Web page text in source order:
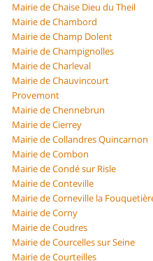
Mairie de Chaise Dieu du Theil
Mairie de Chambord
Mairie de Champ Dolent
Mairie de Champignolles
Mairie de Charleval
Mairie de Chauvincourt
Provemont
Mairie de Chennebrun
Mairie de Cierrey
Mairie de Collandres Quincarnon
Mairie de Combon
Mairie de Condé sur Risle
Mairie de Conteville
Mairie de Corneville la
Mairie de Corny
Mairie de Coudres
Mairie de Courcelles sur Seine
Mairie de Courteilles